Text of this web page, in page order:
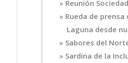
Reunión
Rueda de prensa
Laguna desde
Sabores del
Sardina de la